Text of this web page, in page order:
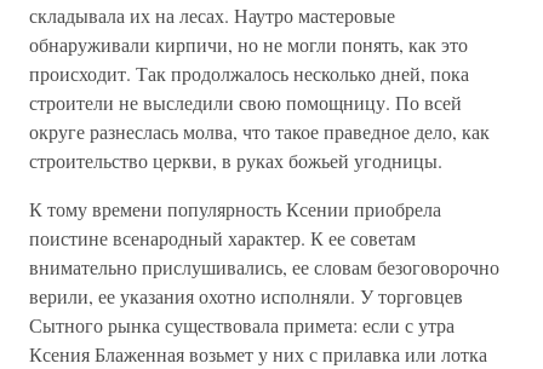
складывала их на лесах. Наутро мастеровые
обнаруживали кирпичи, но не могли понять, как это
происходит. Так продолжалось несколько дней, пока
строители не выследили свою помощницу. По всей
округе разнеслась молва, что такое праведное дело, как
строительство церкви, в руках божьей угодницы.
К тому времени популярность Ксении приобрела
поистине всенародный характер. К ее советам
внимательно прислушивались, ее словам безоговорочно
верили, ее указания охотно исполняли. У торговцев
Сытного рынка существовала примета: если с утра
Ксения Блаженная возьмет у них с прилавка или лотка